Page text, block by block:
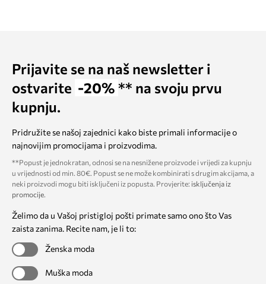
Prijavite se na naš newsletter i
ostvarite -20% ** na svoju prvu
kupnju.
Pridružite se našoj zajednici kako biste primali informacije o
najnovijim promocijama i proizvodima.
**Popust je jednokratan, odnosi se na nesnižene proizvode i vrijedi za kupnju
u vrijednosti od min. 80€. Popust se ne može kombinirati s drugim akcijama, a
neki proizvodi mogu biti isključeni iz popusta. Provjerite: isključenja iz
promocije
Želimo da u Vašoj pristigloj pošti primate samo ono što Vas
zaista zanima. Recite nam, je li to:
Ženska moda
Muška moda